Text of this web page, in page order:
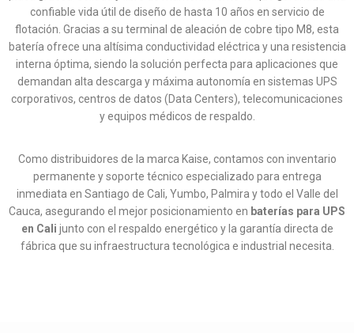
confiable vida útil de diseño de hasta 10 años en servicio de
flotación. Gracias a su terminal de aleación de cobre tipo M8, esta
batería ofrece una altísima conductividad eléctrica y una resistencia
interna óptima, siendo la solución perfecta para aplicaciones que
demandan alta descarga y máxima autonomía en sistemas UPS
corporativos, centros de datos (Data Centers), telecomunicaciones
y equipos médicos de respaldo.
Como distribuidores de la marca Kaise, contamos con inventario
permanente y soporte técnico especializado para entrega
inmediata en Santiago de Cali, Yumbo, Palmira y todo el Valle del
Cauca, asegurando el mejor posicionamiento en baterías para UPS
en Cali junto con el respaldo energético y la garantía directa de
fábrica que su infraestructura tecnológica e industrial necesita.